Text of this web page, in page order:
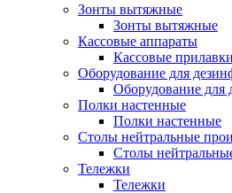
Зонты вытяжные
Зонты вытяжные
Кассовые аппараты
Кассовые прилавки
Оборудование для
Оборудование для
Полки настенные
Полки настенные
Столы нейтральные
Столы
Тележки
Тележки